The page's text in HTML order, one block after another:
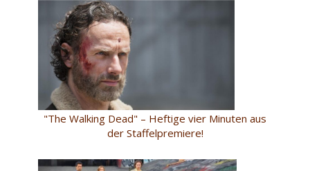
"The Walking Dead" – Heftige vier Minuten aus
der Staffelpremiere!